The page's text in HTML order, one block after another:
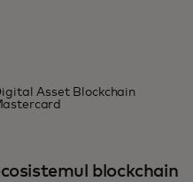
Asset Blockchain
blockchain